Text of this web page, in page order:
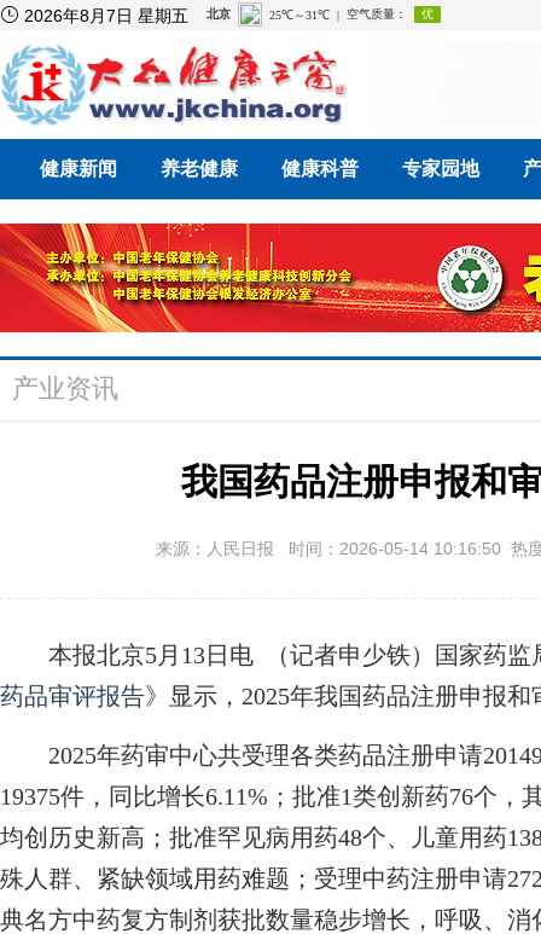
 2026年8月7日 星期五
健康新闻 养老健康 健康科普 专家园地
产业资讯
我国药品注册申报和
来源：人民日报 时间：2026-05-14 10:16:50 热
本报北京5月13日电 （记者申少铁）国家药监
药品审评报告》 显示，2025年我国药品注册申报
2025年药审中心共受理各类药品注册申请
19375件，同比增长6.11%；批准1类创新药76个
均创历史新高；批准罕见病用药48个、儿童用药
殊人群、紧缺领域用药难题；受理中药注册申请
典名方中药复方制剂获批数量稳步增长，呼吸、